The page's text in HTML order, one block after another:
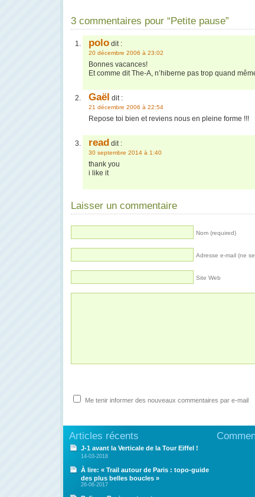
3 commentaires pour “Petite pause”
polo dit :
20 décembre 2006 à 23:02
Bonnes vacances!
Et comme dit The-A, n’hiberne pas trop quand
Gaël dit :
21 décembre 2006 à 22:54
Repose toi bien et reviens nous en pleine forme !!!
read dit :
30 septembre 2014 à 1:40
thank you
i like it
Laisser un commentaire
Nom (required)
Adresse e-mail (ne
Site Web
Me tenir informer des nouveaux commentaires par e-mail
Articles récents
J-1 avant la Verticale de la Tour Eiffel !
14-03-2018
À lire: « Trail autour de Paris : topo-guide
des plus belles boucles »
26-06-2017